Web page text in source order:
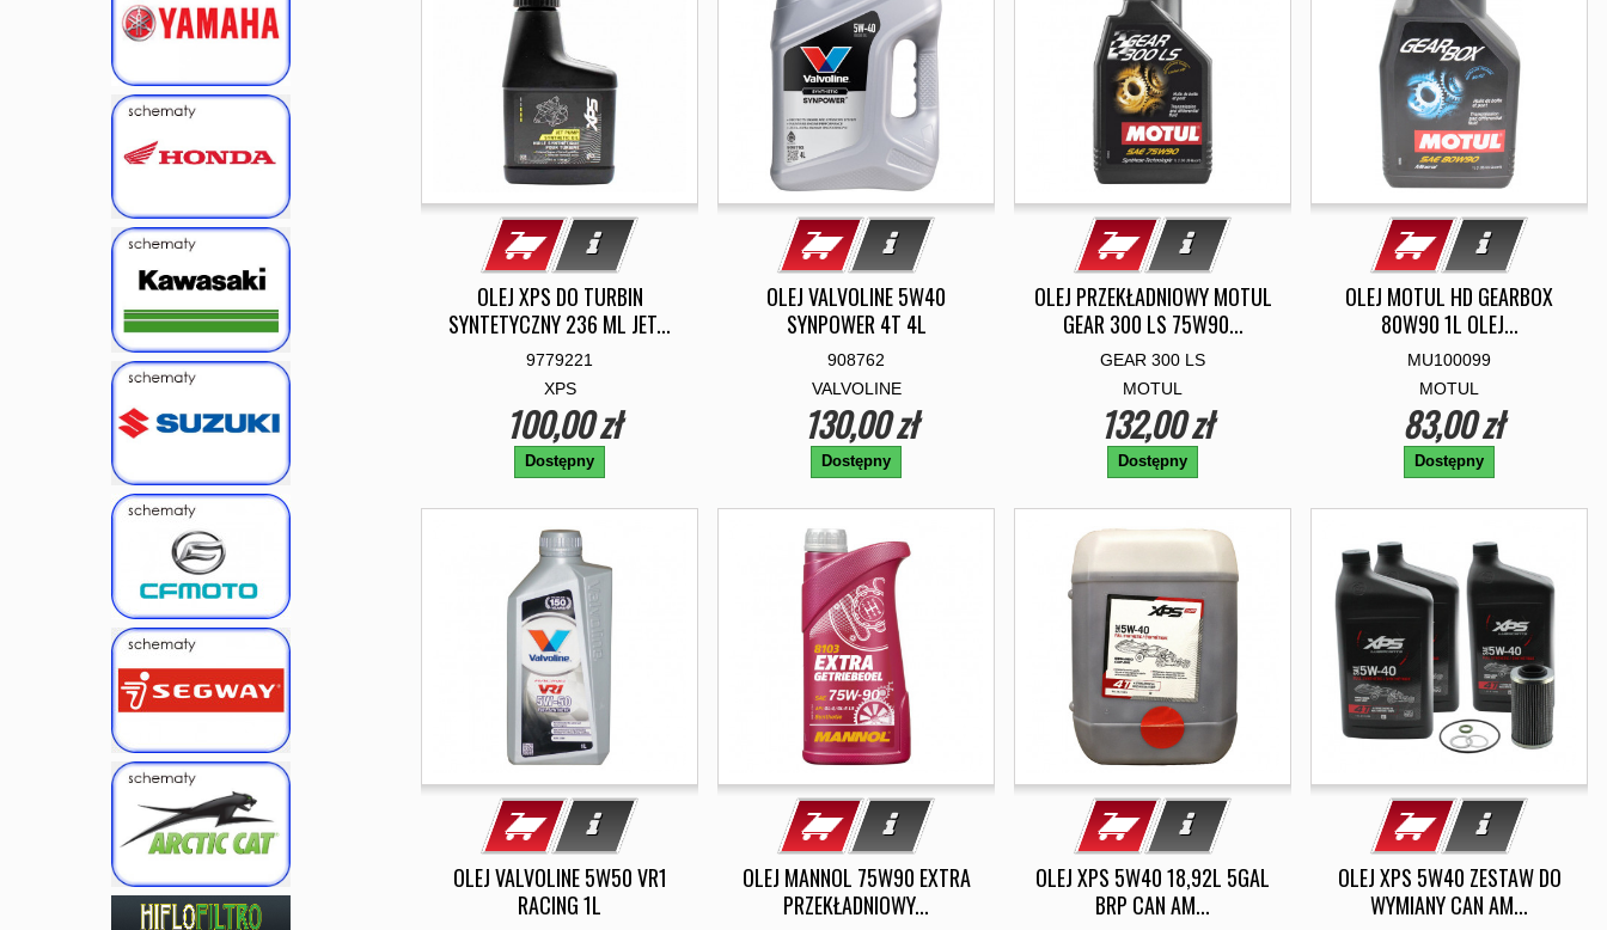
OLEJ XPS DO TURBIN
SYNTETYCZNY 236 ML JET...
9779221
XPS
100,00 zł
Dostępny
OLEJ VALVOLINE 5W40
SYNPOWER 4T 4L
908762
VALVOLINE
130,00 zł
Dostępny
OLEJ PRZEKŁADNIOWY MOTUL
GEAR 300 LS 75W90...
GEAR 300 LS
MOTUL
132,00 zł
Dostępny
OLEJ MOTUL HD GEARBOX
80W90 1L OLEJ...
MU100099
MOTUL
83,00 zł
Dostępny
OLEJ VALVOLINE 5W50 VR1
RACING 1L
OLEJ MANNOL 75W90 EXTRA
PRZEKŁADNIOWY...
OLEJ XPS 5W40 18,92L 5GAL
BRP CAN AM...
OLEJ XPS 5W40 ZESTAW DO
WYMIANY CAN AM...